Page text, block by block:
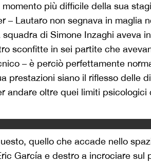
più difficile della sua
– Lautaro non segnava in maglia
di Simone Inzaghi aveva
sconfitte in sei partite che
– è perciò perfettamente
prestazioni siano il riflesso delle
andare oltre quei limiti psicologici
quello che accade nello
García e destro a incrociare sul